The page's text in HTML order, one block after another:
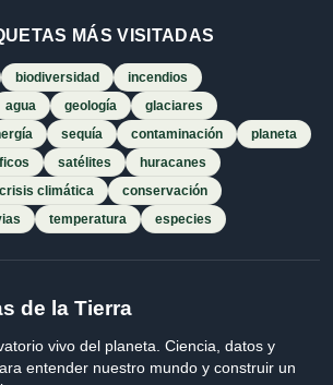
MÁS VISITADAS
biodiversidad
incendios
agua geología
glaciares
sequía contaminación
planeta
satélites
huracanes
crisis climática
conservación
temperatura especies
de la Tierra
vivo del planeta. Ciencia, datos y
entender nuestro mundo y construir un